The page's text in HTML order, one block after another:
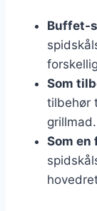
Buffet-
Som
tilbehør
grillmad.
Som en